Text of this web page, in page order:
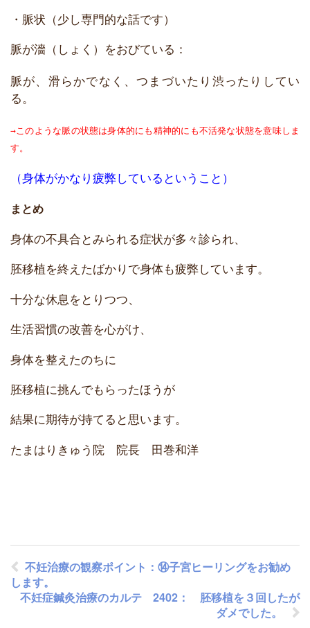
・脈状（少し専門的な話です）
脈が濇（しょく）をおびている：
脈が、滑らかでなく、つまづいたり渋ったりしてい
る。
→このような脈の状態は身体的にも精神的にも不活発な状態を意味しま
す。
（身体がかなり疲弊しているということ）
まとめ
身体の不具合とみられる症状が多々診られ、
胚移植を終えたばかりで身体も疲弊しています。
十分な休息をとりつつ、
生活習慣の改善を心がけ、
身体を整えたのちに
胚移植に挑んでもらったほうが
結果に期待が持てると思います。
たまはりきゅう院 院長 田巻和洋
不妊治療の観察ポイント：⑭子宮ヒーリングをお勧め
します。
不妊症鍼灸治療のカルテ 2402： 胚移植を３回したが
ダメでした。